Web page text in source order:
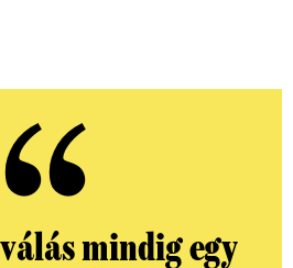
mindig egy